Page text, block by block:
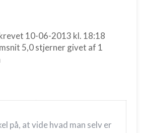
10-06-2013 kl. 18:18
5,0stjerner givet af 1
på, at vide hvad man selv er